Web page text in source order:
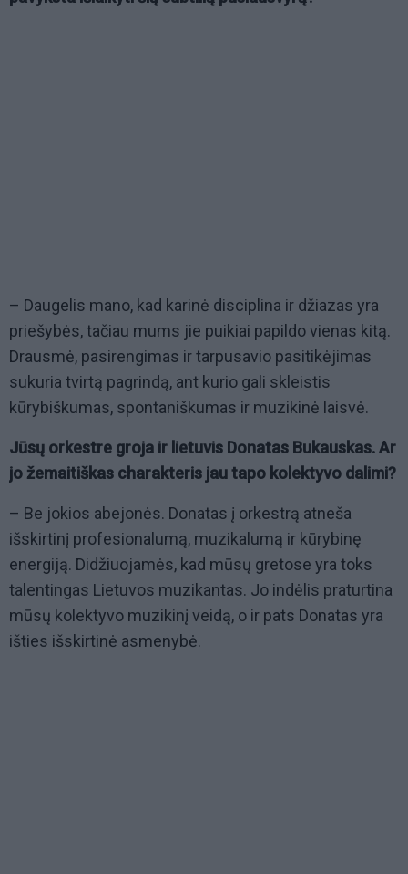
– Daugelis mano, kad karinė disciplina ir džiazas yra
priešybės, tačiau mums jie puikiai papildo vienas kitą.
Drausmė, pasirengimas ir tarpusavio pasitikėjimas
sukuria tvirtą pagrindą, ant kurio gali skleistis
kūrybiškumas, spontaniškumas ir muzikinė laisvė.
Jūsų orkestre groja ir lietuvis Donatas Bukauskas. Ar
jo žemaitiškas charakteris jau tapo kolektyvo dalimi?
– Be jokios abejonės. Donatas į orkestrą atneša
išskirtinį profesionalumą, muzikalumą ir kūrybinę
energiją. Didžiuojamės, kad mūsų gretose yra toks
talentingas Lietuvos muzikantas. Jo indėlis praturtina
mūsų kolektyvo muzikinį veidą, o ir pats Donatas yra
išties išskirtinė asmenybė.